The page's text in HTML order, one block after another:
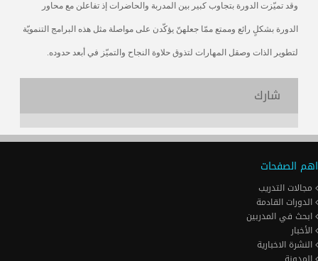
وقد تميّزت الدورة بتجاوب كبير بين المدربة والحاضرات إذ تفاعلن مع محاور
الدورة بشكلٍ رائع وممتع ممّا جعلهنّ يؤكّدن على مواصلة مثل هذه البرامج التنمويّة
لتطوير الذات وصقل المهارات لتذوق حلاوة النجاح والتميّز في أبعد حدوده.
شارك
اهم الصفحات
مجالات التدريب
الدورات القادمة
ابحث في المدربين
الأخبار
النشرة الاخبارية